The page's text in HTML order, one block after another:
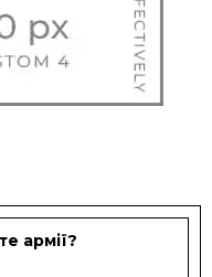
армії?